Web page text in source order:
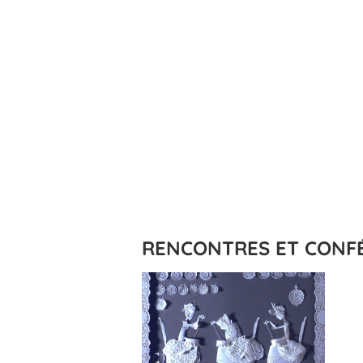
RENCONTRES ET